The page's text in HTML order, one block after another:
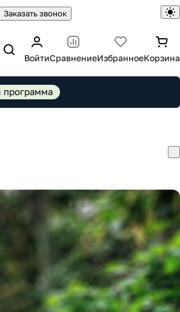
Заказать звонок
ВойтиСравнениеИзбранноеКорзина
программа